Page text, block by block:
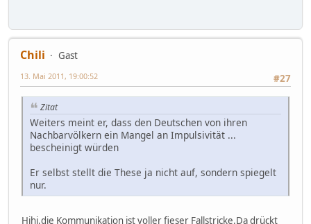
Chili
Gast
#27
13. Mai 2011, 19:00:52
Zitat
Weiters meint er, dass den Deutschen von ihren
Nachbarvölkern ein Mangel an Impulsivität ...
bescheinigt würden
Er selbst stellt die These ja nicht auf, sondern spiegelt
nur.
Hihi,die Kommunikation ist voller fieser Fallstricke.Da drückt